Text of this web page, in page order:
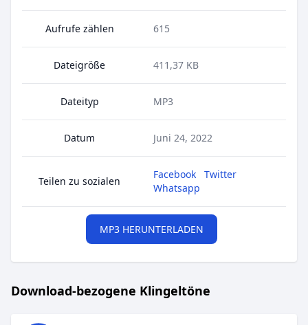
Aufrufe zählen 615
Dateigröße 411,37 KB
Dateityp MP3
Datum Juni 24, 2022
Teilen zu sozialen
Facebook
Twitter
Whatsapp
MP3 HERUNTERLADEN
Download-bezogene Klingeltöne